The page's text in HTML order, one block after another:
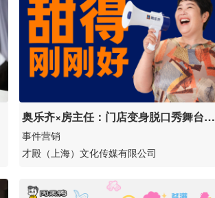
奥乐齐×房主任：门店变身脱口秀舞台，
分享水果经
事件营销
才殿（上海）文化传媒有限公司